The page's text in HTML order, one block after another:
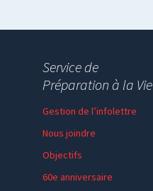
Service de
Préparation à la Vie
Gestion de l’infolettre
Nous joindre
Objectifs
60e anniversaire